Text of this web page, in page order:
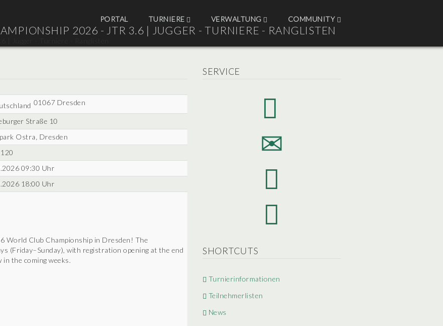
PORTAL
TURNIERE VERWALTUNG COMMUNITY
2026 - JTR 3.6 | JUGGER - TURNIERE - RANGLISTEN
SERVICE
SHORTCUTS
Turnierinformationen
Teilnehmerlisten
News
01067 Dresden
Straße 10
Ostra, Dresden
09:30 Uhr
18:00 Uhr
World Club Championship in Dresden! The
(Friday–Sunday), with registration opening at the end
the coming weeks.